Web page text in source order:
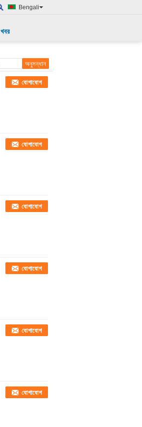
Bengali
খবর
যোগাযোগ
যোগাযোগ
যোগাযোগ
যোগাযোগ
যোগাযোগ
যোগাযোগ